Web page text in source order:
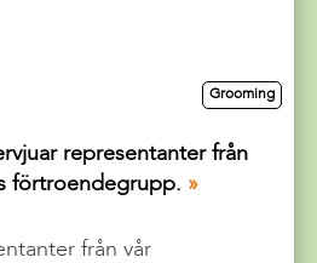
Grooming
representanter från
förtroendegrupp.
från vår